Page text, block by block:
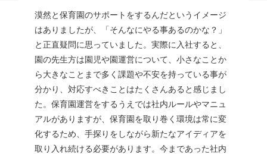
漠然と保育園のサポートをするんだというイメージ
はありましたが、「そんなにやる事あるのかな？」
と正直疑問に思っていました。実際に入社すると、
園の先生方は園児や園運営について、小さなことか
ら大きなことまで多く課題や不安を持っている事が
分かり、対応すべきことはたくさんあると感じまし
た。保育園運営をするうえでは社内ルールやマニュ
アルがありますが、保育園を取り巻く環境は常に変
化するため、手探りをしながら新たなアイディアを
取り入れ続ける必要があります。今まであった社内